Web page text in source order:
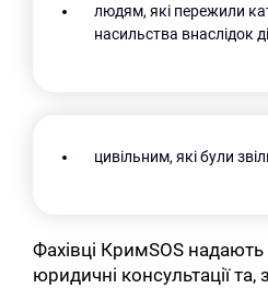
людям, які пережили
насильства внаслідок
цивільним, які були
Фахівці КримSOS
юридичні консультації